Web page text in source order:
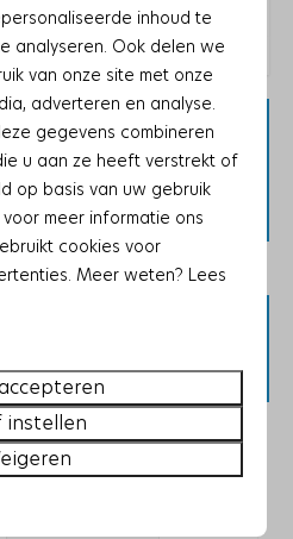
1
deze accommodatie,
alleen gasten
doeleinden
inhoud te
analyseren. Ook delen we
van onze site met onze
adverteren en analyse.
gegevens combineren
u aan ze heeft verstrekt of
op basis van uw gebruik
meer informatie ons
cookies voor
Meer weten? Lees
instellen